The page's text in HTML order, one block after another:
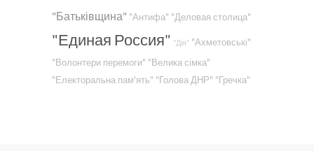
"Батьківщина" "Антифа" "Деловая столица"
"Единая Россия" "Дія" "Ахметовські"
"Волонтери перемоги" "Велика сімка"
"Електоральна пам'ять" "Голова ДНР" "Гречка"